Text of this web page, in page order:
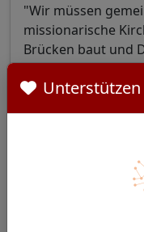
"Wir müssen
missionarische
Brücken baut und
Pontifex bei
Balkon des
Ausrichtung von
Angesichts
"Rerum
Unterstützen